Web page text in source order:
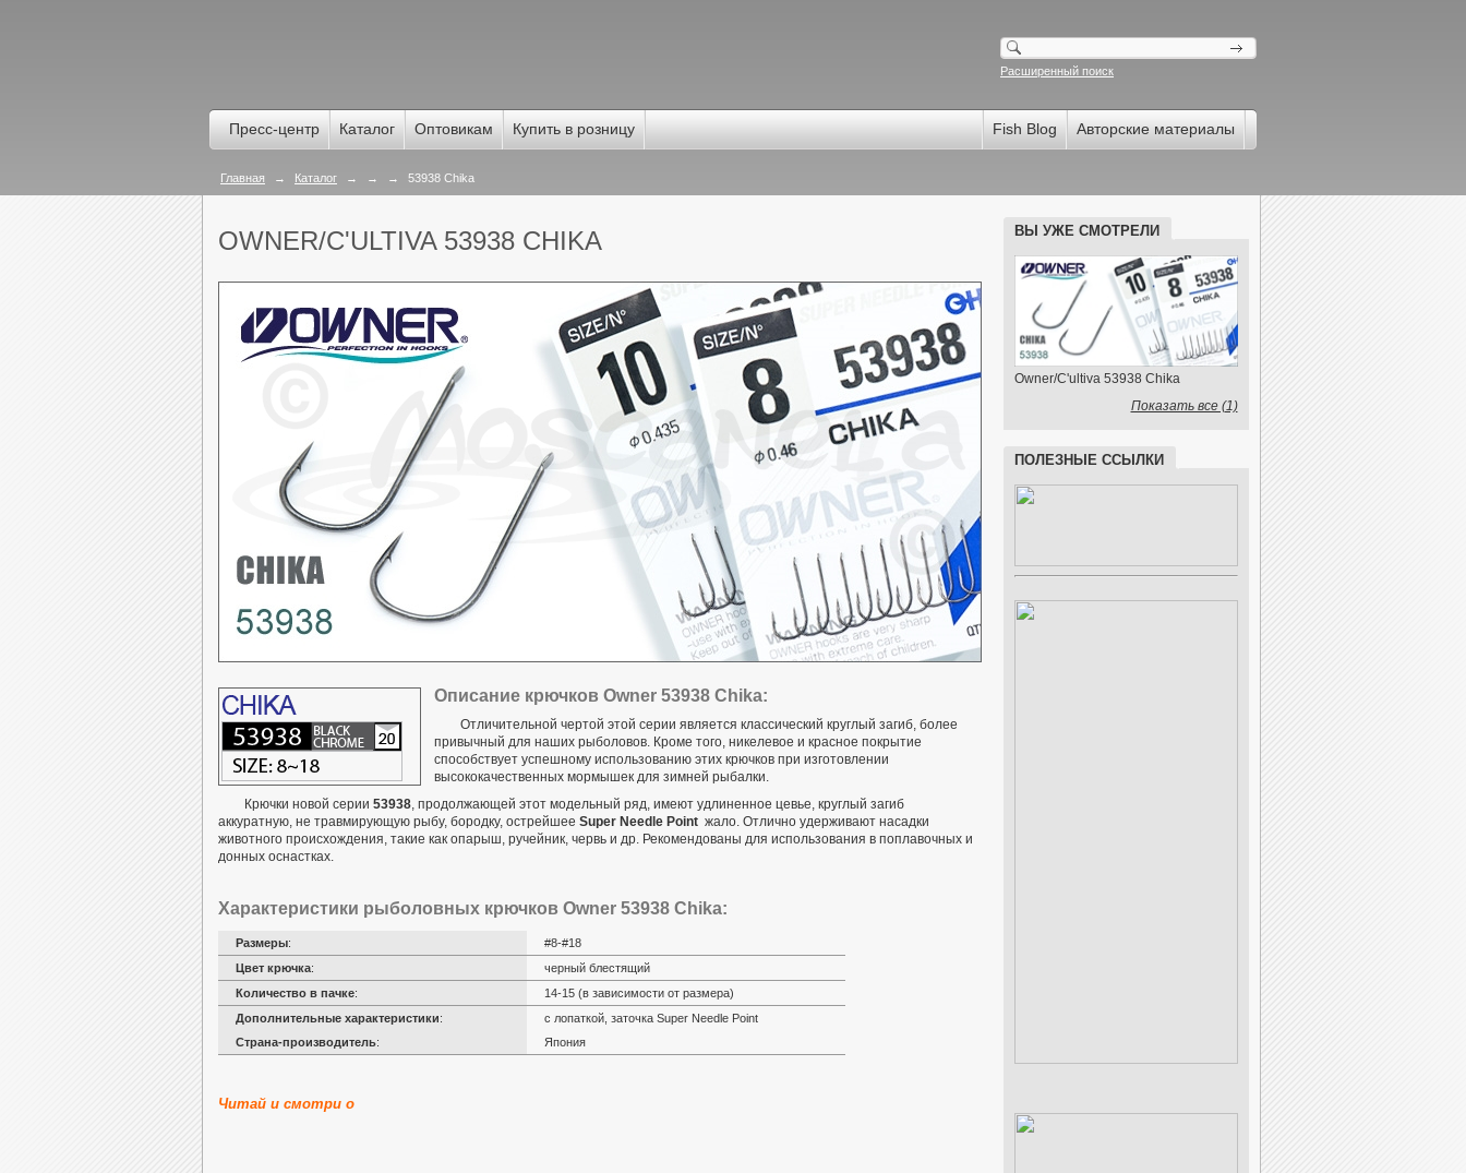
Расширенный поиск
Пресс-центр Каталог Оптовикам Купить в розницу Fish Blog Авторские материалы
Главная → Каталог → → → 53938 Chika
OWNER/C'ULTIVA 53938 CHIKA
Описание крючков Owner 53938 Chika:
Отличительной чертой этой серии является классический круглый загиб, более
привычный для наших рыболовов. Кроме того, никелевое и красное покрытие
способствует успешному использованию этих крючков при изготовлении
высококачественных мормышек для зимней рыбалки.
Крючки новой серии 53938, продолжающей этот модельный ряд, имеют удлиненное цевье, круглый загиб
аккуратную, не травмирующую рыбу, бородку, острейшее Super Needle Pointжало. Отлично удерживают насадки
животного происхождения, такие как опарыш, ручейник, червь и др. Рекомендованы для использования в поплавочных и
донных оснастках.
Характеристики рыболовных крючков Owner 53938 Chika:
Размеры:
#8-#18
Цвет крючка:
черный блестящий
Количество в пачке:
14-15 (в зависимости от размера)
Дополнительные характеристики:
с лопаткой, заточка Super Needle Point
Страна-производитель: Япония
Читай и смотри о
ВЫ УЖЕ СМОТРЕЛИ
Owner/C'ultiva 53938 Chika
Показать все (1)
ПОЛЕЗНЫЕ ССЫЛКИ